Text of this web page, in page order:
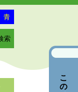
青